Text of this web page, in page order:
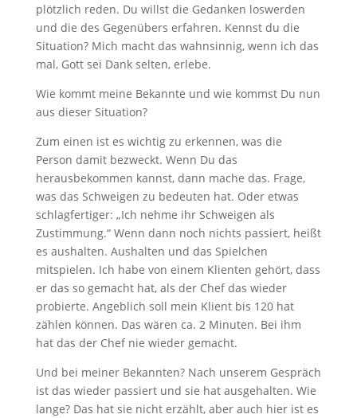
plötzlich reden. Du willst die Gedanken loswerden
und die des Gegenübers erfahren. Kennst du die
Situation? Mich macht das wahnsinnig, wenn ich das
mal, Gott sei Dank selten, erlebe.
Wie kommt meine Bekannte und wie kommst Du nun
aus dieser Situation?
Zum einen ist es wichtig zu erkennen, was die
Person damit bezweckt. Wenn Du das
herausbekommen kannst, dann mache das. Frage,
was das Schweigen zu bedeuten hat. Oder etwas
schlagfertiger: „Ich nehme ihr Schweigen als
Zustimmung.“ Wenn dann noch nichts passiert, heißt
es aushalten. Aushalten und das Spielchen
mitspielen. Ich habe von einem Klienten gehört, dass
er das so gemacht hat, als der Chef das wieder
probierte. Angeblich soll mein Klient bis 120 hat
zählen können. Das wären ca. 2 Minuten. Bei ihm
hat das der Chef nie wieder gemacht.
Und bei meiner Bekannten? Nach unserem Gespräch
ist das wieder passiert und sie hat ausgehalten. Wie
lange? Das hat sie nicht erzählt, aber auch hier ist es